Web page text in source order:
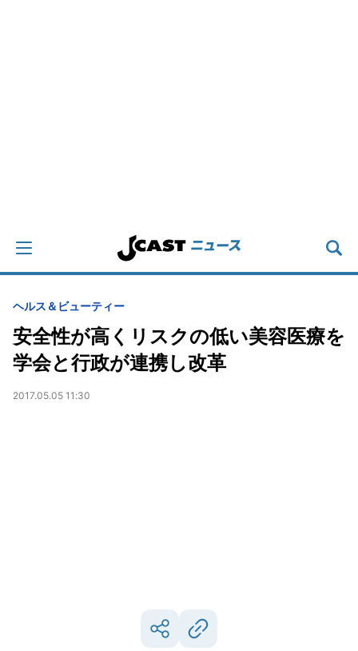
ヘルス＆ビューティー
安全性が高くリスクの低い美容医療を
学会と行政が連携し改革
2017.05.05 11:30